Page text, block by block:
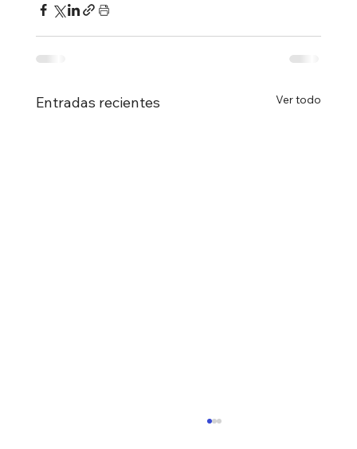
Entradas recientes Ver todo